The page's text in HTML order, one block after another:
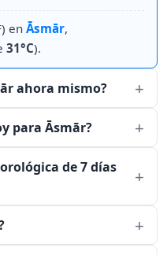
en Āsmār,
31°C).
ahora mismo?
para Āsmār?
de 7 días